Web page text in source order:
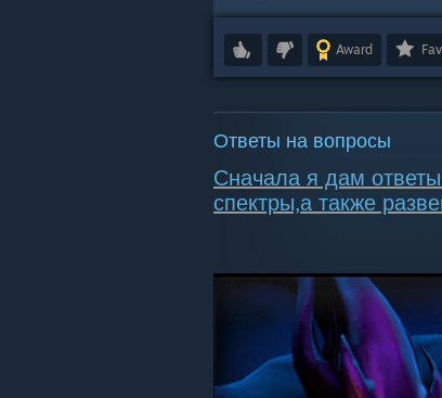
Award
Ответы на вопросы
Сначала я дам
спектры,а также